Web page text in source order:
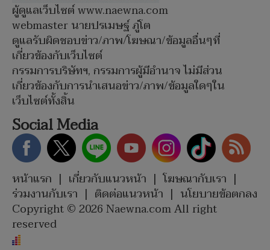
ผู้ดูแลเว็บไซต์ www.naewna.com
webmaster นายปรเมษฐ์ ภู่โต
ดูแลรับผิดชอบข่าว/ภาพ/โฆษณา/ข้อมูลอื่นๆที่
เกี่ยวข้องกับเว็บไซต์
กรรมการบริษัทฯ, กรรมการผู้มีอำนาจ ไม่มีส่วน
เกี่ยวข้องกับการนำเสนอข่าว/ภาพ/ข้อมูลใดๆใน
เว็บไซต์ทั้งสิ้น
Social Media
หน้าแรก | เกี่ยวกับแนวหน้า | โฆษณากับเรา |
ร่วมงานกับเรา | ติดต่อแนวหน้า | นโยบายข้อตกลง
Copyright © 2026 Naewna.com All right
reserved